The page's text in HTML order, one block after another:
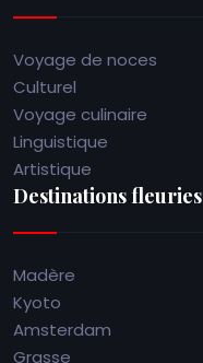
Voyage de noces
Culturel
Voyage culinaire
Linguistique
Artistique
Destinations fleuries
Madère
Kyoto
Amsterdam
Grasse